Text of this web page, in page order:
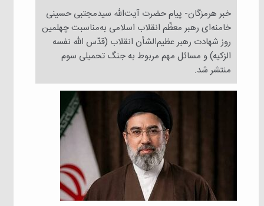
خبر هرمزگان- پیام حضرت آیت‌الله سیدمجتبی حسینی
خامنه‌ای رهبر معظّم انقلاب اسلامی به‌مناسبت چهلمین
روز شهادت رهبر عظیم‌الشأن انقلاب (قدّس الله نفسه
الزکیه) و مسائل مهم مربوط به جنگ تحمیلی سوم
منتشر شد.